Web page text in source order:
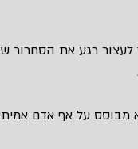
לעצור רגע את הסחרור
על אף אדם